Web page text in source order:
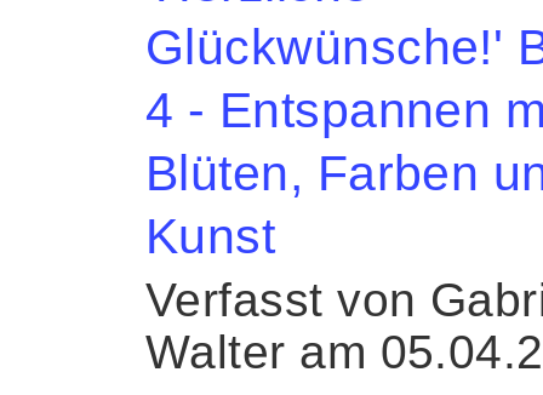
Glückwünsche!'
4 - Entspannen
Blüten, Farben
Kunst
Verfasst von
Walter am